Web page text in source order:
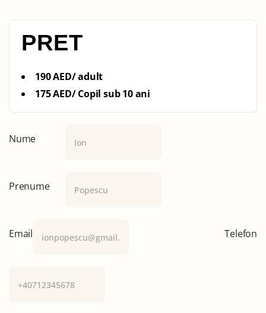
PRET
190 AED/ adult
175 AED/ Copil sub 10 ani
Nume
Prenume
Email Telefon